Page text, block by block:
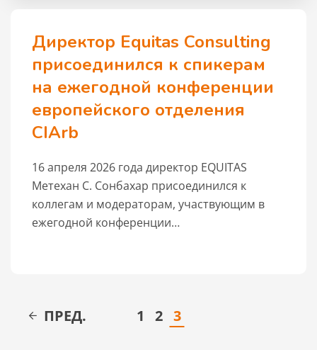
Директор Equitas Consulting
присоединился к спикерам
на ежегодной конференции
европейского отделения
CIArb
16 апреля 2026 года директор EQUITAS
Метехан С. Сонбахар присоединился к
коллегам и модераторам, участвующим в
ежегодной конференции…
ПРЕД. 1 2 3